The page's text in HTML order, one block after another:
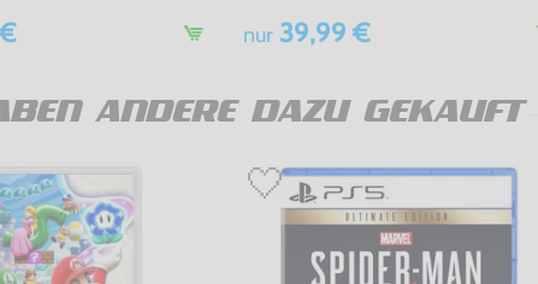
nur39,99 €
ANDERE DAZU GEKAUFT